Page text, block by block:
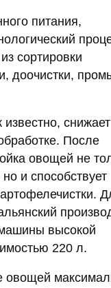
питания,
сортировки
доочистки,
снижает
После
овощей не
и способствует
высокой
220 л.
овощей